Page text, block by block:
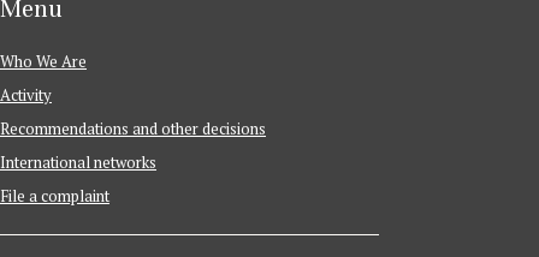
Menu
Who We Are
Activity
Recommendations and other decisions
International networks
File a complaint